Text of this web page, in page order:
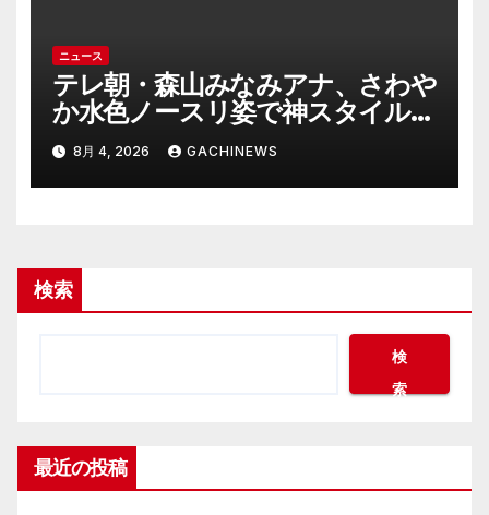
ニュース
テレ朝・森山みなみアナ、さわや
か水色ノースリ姿で神スタイル炸
裂 「爽やかで可愛い」「最上級
にお似合い」(J-CASTニュース)
8月 4, 2026 GACHINEWS
検索
検
索
最近の投稿